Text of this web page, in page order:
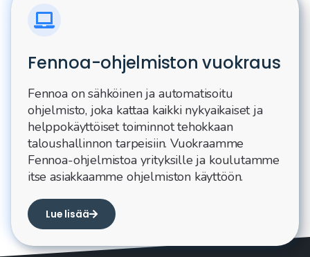
Fennoa-ohjelmiston vuokraus
Fennoa on sähköinen ja automatisoitu
ohjelmisto, joka kattaa kaikki nykyaikaiset ja
helppokäyttöiset toiminnot tehokkaan
taloushallinnon tarpeisiin. Vuokraamme
Fennoa-ohjelmistoa yrityksille ja koulutamme
itse asiakkaamme ohjelmiston käyttöön.
Lue lisää